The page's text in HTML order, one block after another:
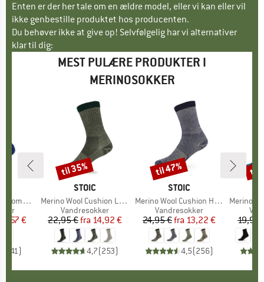
Enten er der her tale om en ældre model, eller vi kan eller vil
ikke genbestille produktet hos producenten.
Du behøver ikke at give op! Selvfølgelig har vi alternativer
klar til dig:
MEST PULÆRE PRODUKTER I
MERINOSOKKER
Socks
pris
€
41)
MÆRKE
STOIC
Artikel
Merino Wool Cushion Light Socks
Produktgruppe
Vandresokker
Pris
22,95 € Nedsat pris
fra 14,92 €
4,7(253)
Rabat
til 35%
MÆRKE
STOIC
Artikel
Merino Wool Cushion Heavy Socks
Produktgruppe
Vandresokker
Pris
24,95 € Nedsat pris
fra 13,22 €
4,5(256)
Rabat
til 47%
Artikel
Merino
19,95
til